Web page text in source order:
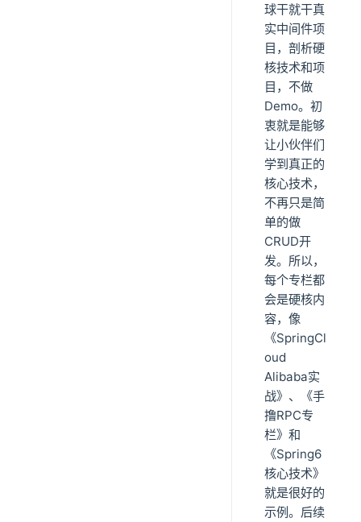
球干就干真
实中间件项
目，剖析硬
核技术和项
目，不做
Demo。初
衷就是能够
让小伙伴们
学到真正的
核心技术，
不再只是简
单的做
CRUD开
发。所以，
每个专栏都
会是硬核内
容，像
《SpringCl
oud
Alibaba实
战》、《手
撸RPC专
栏》和
《Spring6
核心技术》
就是很好的
示例。后续